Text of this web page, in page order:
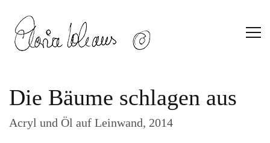
Die Bäume schlagen aus
Acryl und Öl auf Leinwand, 2014